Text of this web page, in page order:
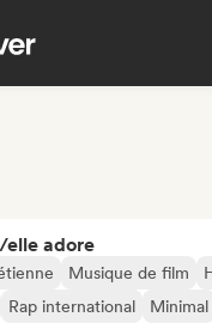
elle adore
Musique de film
Rap international Minimal